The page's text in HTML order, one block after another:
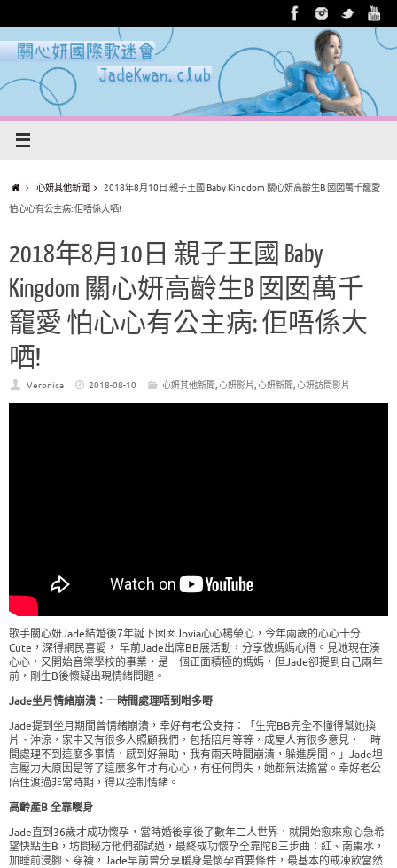
心妍其他新聞
2018年8月10日 親子王國 Baby Kingdom 關心妍高齡生B 囡囡萬千竉愛
怕心心有公主病: 佢唔係大哂!
2018年8月10日 親子王國 Baby
Kingdom 關心妍高齡生B 囡囡萬千
竉愛 怕心心有公主病: 佢唔係大
哂!
Veronica 2018-08-10 心妍其他新聞,心妍影片,心妍新聞,心妍訪問影片
歌手關心妍Jade結婚後7年誕下囡囡Jovia心心楊榮心，今年兩歲的心心十分
Cute，深得網民喜愛， 早前Jade出席BB展活動，分享做媽媽心得。見她現在湊
心心，又開始音樂學校的事業，是一個正面積極的媽媽，但Jade卻提到自己兩年
前，剛生B後懷疑出現情緒問題。
Jade坐月情緒崩潰：一時間處理唔到咁多嘢
Jade提到坐月期間曾情緒崩潰，幸好有老公支持：「生完BB完全不懂得幫她換
片、沖涼，家中又有很多人照顧我們，包括陪月等等，成屋人有很多意見，一時
間處理不到這麼多事情，感到好無助，我有兩天時間崩潰，躲進房間。」Jade坦
言壓力大原因是等了這麼多年才有心心，有任何閃失，她都無法擔當。幸好老公
陪住渡過非常時期，得以控制情緒。
高齡產B 全靠曖身
Jade直到36歲才成功懷孕，當時婚後享後了數年二人世界，就開始愈來愈心急希
望快點生B，坊間秘方他們都試過，最終成功懷孕全靠陀B三步曲：紅、南棗水，
加睡前浸腳、穿襪，Jade早前曾分享暖身是懷孕首要條件，最基本的戒凍飲當然